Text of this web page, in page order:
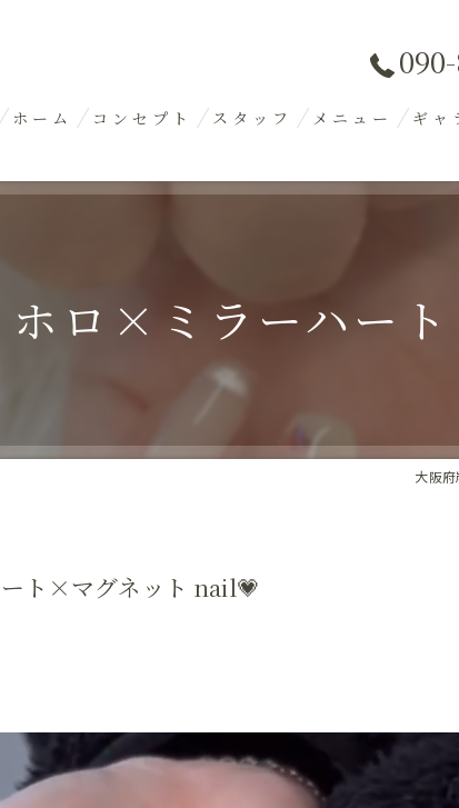
ホーム コンセプト スタッフ メニュー ギャ
ホロ×ミラーハー
大阪
ト×マグネット nail💗